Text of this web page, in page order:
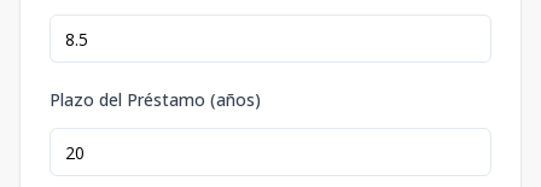
Plazo del Préstamo (años)